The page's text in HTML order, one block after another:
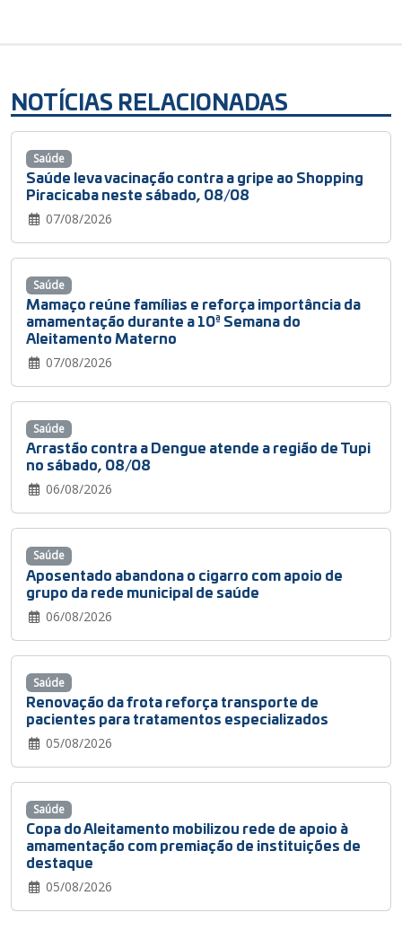
NOTÍCIAS RELACIONADAS
Saúde leva vacinação contra a gripe ao Shopping
Piracicaba neste sábado, 08/08
07/08/2026
Saúde
Mamaço reúne famílias e reforça importância da
amamentação durante a 10ª Semana do
Aleitamento Materno
07/08/2026
Saúde
Arrastão contra a Dengue atende a região de Tupi
no sábado, 08/08
06/08/2026
Saúde
Aposentado abandona o cigarro com apoio de
grupo da rede municipal de saúde
06/08/2026
Saúde
Renovação da frota reforça transporte de
pacientes para tratamentos especializados
05/08/2026
Saúde
Copa do Aleitamento mobilizou rede de apoio à
amamentação com premiação de instituições de
destaque
05/08/2026
Saúde